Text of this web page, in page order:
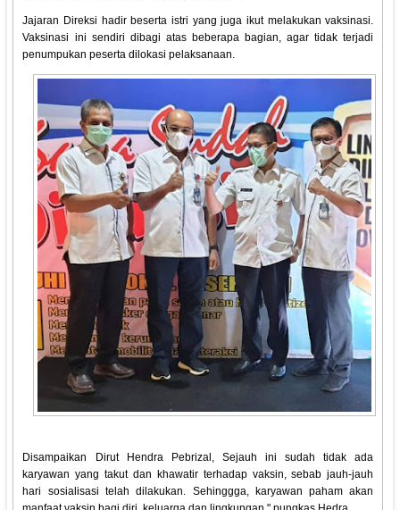
Jajaran Direksi hadir beserta istri yang juga ikut melakukan vaksinasi.
Vaksinasi ini sendiri dibagi atas beberapa bagian, agar tidak terjadi
penumpukan peserta dilokasi pelaksanaan.
Disampaikan Dirut Hendra Pebrizal, Sejauh ini sudah tidak ada
karyawan yang takut dan khawatir terhadap vaksin, sebab jauh-jauh
hari sosialisasi telah dilakukan. Sehinggga, karyawan paham akan